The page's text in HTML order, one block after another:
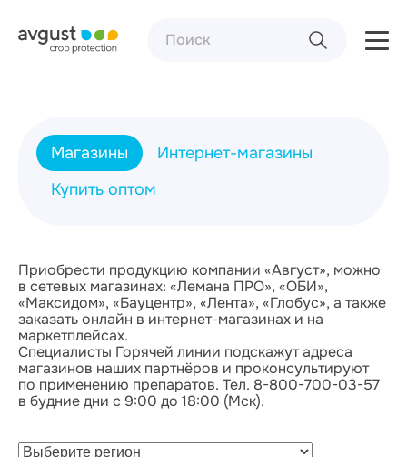
Магазины
Интернет-магазины
Купить оптом
Приобрести продукцию компании «Август», можно
в сетевых магазинах: «Лемана ПРО», «ОБИ»,
«Максидом», «Бауцентр», «Лента», «Глобус», а также
заказать онлайн в интернет-магазинах и на
маркетплейсах.
Специалисты Горячей линии подскажут адреса
магазинов наших партнёров и проконсультируют
по применению препаратов. Тел. 8-800-700-03-57
в будние дни с 9:00 до 18:00 (Мск).